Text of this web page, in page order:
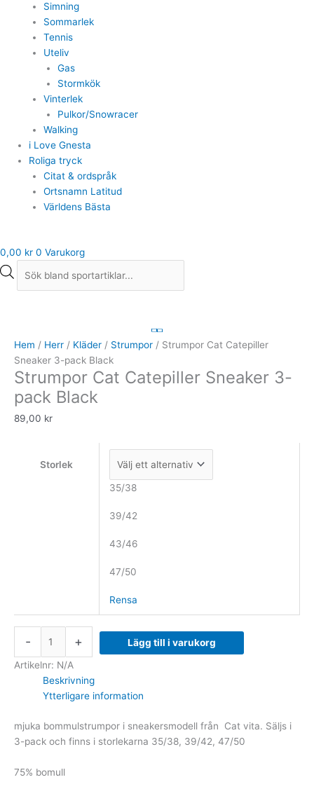
Simning
Sommarlek
Tennis
Uteliv
Gas
Stormkök
Vinterlek
Pulkor/Snowracer
Walking
i Love Gnesta
Roliga tryck
Citat & ordspråk
Ortsnamn Latitud
Världens Bästa
0,00 kr 0 Varukorg
Hem / Herr / Kläder / Strumpor / Strumpor Cat Catepiller
Sneaker 3-pack Black
Strumpor Cat Catepiller Sneaker 3-
pack Black
89,00 kr
Storlek
35/38
39/42
43/46
47/50
Rensa
-
Catepiller
Sneaker
3-
Black
mängd
+ Lägg till i varukorg
Artikelnr: N/A
Beskrivning
Ytterligare information
mjuka bommulstrumpor i sneakersmodell från Cat vita. Säljs i
3-pack och finns i storlekarna 35/38, 39/42, 47/50
75% bomull